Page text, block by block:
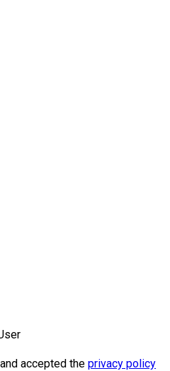
accepted the privacy policy